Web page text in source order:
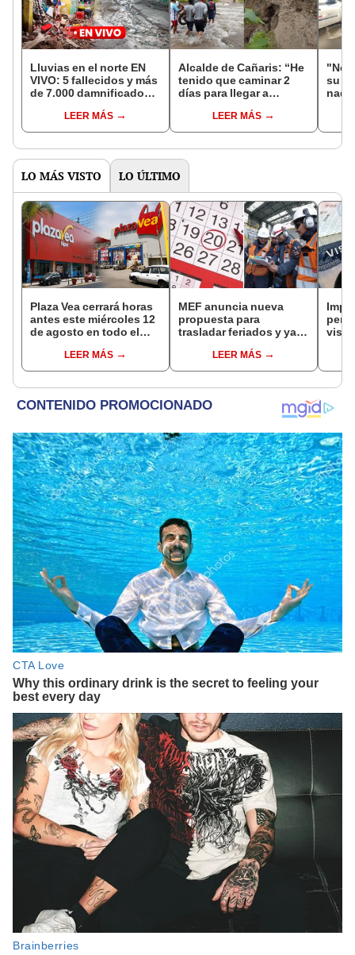
Lluvias en el norte EN
VIVO: 5 fallecidos y más
de 7.000 damnificados
LEER MÁS
Alcalde de Cañaris: “He
tenido que caminar 2
días para llegar a
gestiones”LEER MÁS
"No
su
LO MÁS VISTO LO ÚLTIMO
Plaza Vea cerrará horas
antes este miércoles 12
de agosto en todo el
hasta las 7 p.m.
LEER MÁS
MEF anuncia nueva
propuesta para
trasladar feriados y ya
“Lunes es mejor día”
LEER MÁS